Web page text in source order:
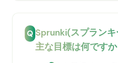
Q Sprunki(スプラン
主な目標は何ですか